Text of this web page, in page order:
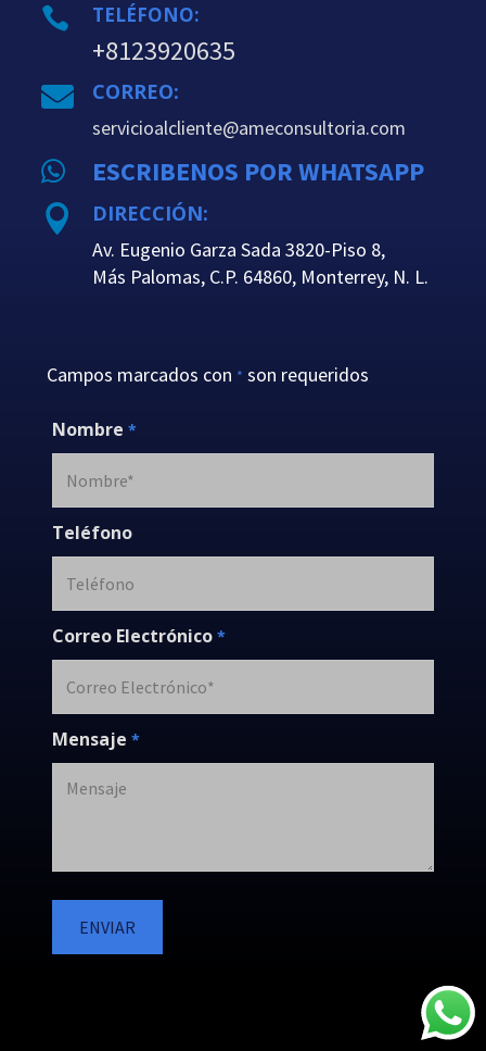
 TELÉFONO:
+8123920635
 CORREO:
servicioalcliente@ameconsultoria.com
 ESCRIBENOS POR WHATSAPP
 DIRECCIÓN:
Av. Eugenio Garza Sada 3820-Piso 8,
Más Palomas, C.P. 64860, Monterrey, N. L.
Campos marcados con * son requeridos
Nombre *
Teléfono
Correo Electrónico *
Mensaje *